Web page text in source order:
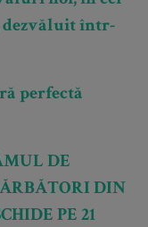
dezvăluit într-
perfectă
DE
DIN
PE 21